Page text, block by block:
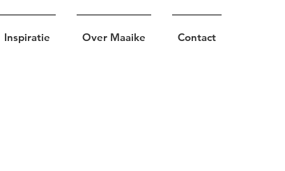
Inspiratie Over Maaike Contact